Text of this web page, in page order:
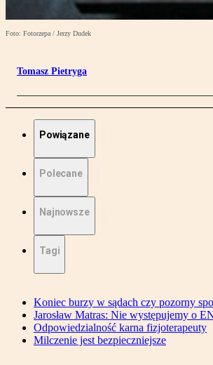
Foto: Fotorzepa / Jerzy Dudek
Tomasz Pietryga
Powiązane
Polecane
Najnowsze
Tagi
Koniec burzy w sądach czy pozorny
Jarosław Matras: Nie występujemy o
Odpowiedzialność karna fizjoterapeuty
Milczenie jest bezpieczniejsze